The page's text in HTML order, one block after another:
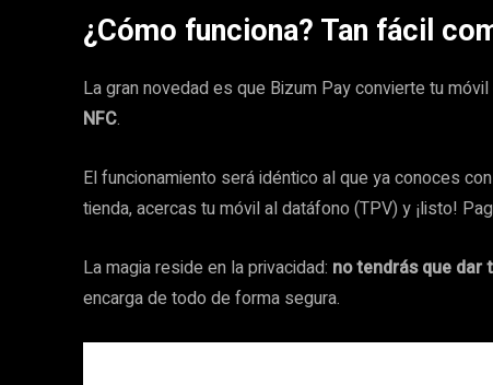
¿Cómo funciona? Tan fácil
La gran novedad es que Bizum Pay convierte tu
NFC.
El funcionamiento será idéntico al que ya conoces
tienda, acercas tu móvil al datáfono (TPV) y ¡listo!
La magia reside en la privacidad: no tendrás que
encarga de todo de forma segura.